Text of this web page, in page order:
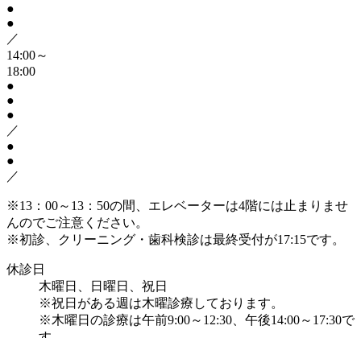
●
●
／
14:00～
18:00
●
●
●
／
●
●
／
※13：00～13：50の間、エレベーターは4階には止まりませ
んのでご注意ください。
※初診、クリーニング・歯科検診は最終受付が17:15です。
休診日
木曜日、日曜日、祝日
※祝日がある週は木曜診療しております。
※木曜日の診療は午前9:00～12:30、午後14:00～17:30で